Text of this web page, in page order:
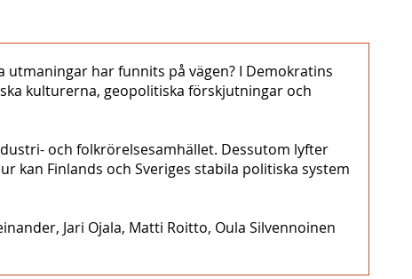
utmaningar har funnits på vägen? I Demokratins
kulturerna, geopolitiska förskjutningar och
och folkrörelsesamhället. Dessutom lyfter
Finlands och Sveriges stabila politiska system
Jari Ojala, Matti Roitto, Oula Silvennoinen